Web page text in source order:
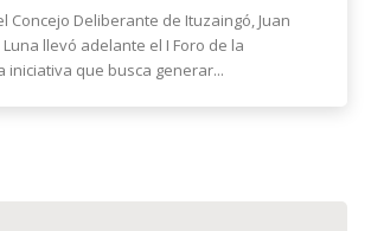
Concejo Deliberante de Ituzaingó, Juan
llevó adelante el I Foro de la
iniciativa que busca generar...